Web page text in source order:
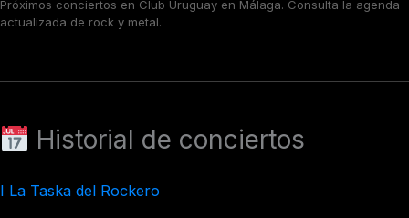
Próximos conciertos en Club Uruguay en Málaga. Consulta la agenda
actualizada de rock y metal.
Historial de conciertos
I La Taska del Rockero